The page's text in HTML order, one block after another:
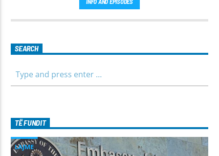
para të ditës me përmbajtje të larmishme dhe të dobishme
për të gjithë familjen.
SEARCH
TË FUNDIT
LAJME